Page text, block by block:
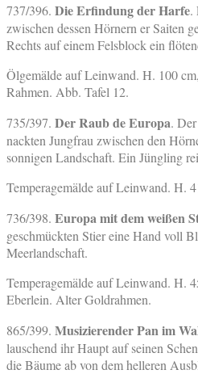
737/396. Die Erfindung der Harfe.
zwischen dessen Hörnern er Saiten
Rechts auf einem Felsblock ein
Ölgemälde auf Leinwand. H. 100
Rahmen. Abb. Tafel 12.
735/397. Der Raub de Europa.
nackten Jungfrau zwischen den
sonnigen Landschaft. Ein Jüngling
Temperagemälde auf Leinwand. H.
736/398. Europa mit dem weißen
geschmückten Stier eine Hand voll
Meerlandschaft.
Temperagemälde auf Leinwand. H.
Eberlein. Alter Goldrahmen.
865/399. Musizierender Pan im
lauschend ihr Haupt auf seinen
die Bäume ab von dem helleren